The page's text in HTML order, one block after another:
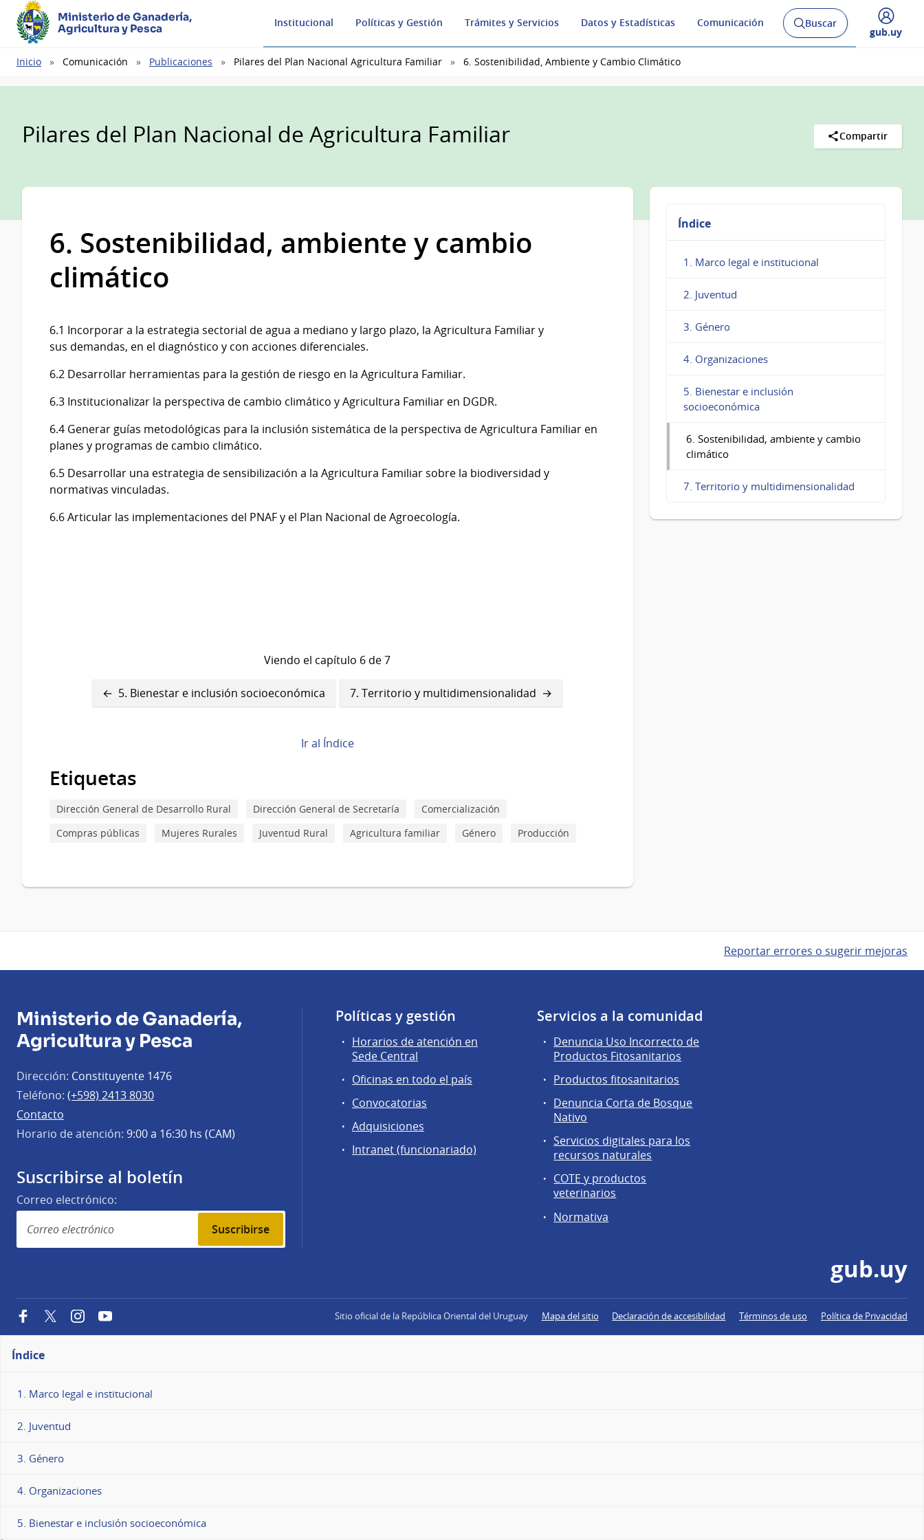
Ministerio de Ganadería,
Agricultura y Pesca
Institucional Políticas y Gestión Trámites y Servicios Datos y Estadísticas Comunicación
Abrir
buscador
Buscar
Desplegar
gub.uy
Ruta
Inicio Comunicación Publicaciones Pilares del Plan Nacional Agricultura Familiar 6. Sostenibilidad, Ambiente y Cambio Climático
Pilares del Plan Nacional de Agricultura Familiar Compartir
6. Sostenibilidad, ambiente y cambio
climático
6.1 Incorporar a la estrategia sectorial de agua a mediano y largo plazo, la Agricultura Familiar y
sus demandas, en el diagnóstico y con acciones diferenciales.
6.2 Desarrollar herramientas para la gestión de riesgo en la Agricultura Familiar.
6.3 Institucionalizar la perspectiva de cambio climático y Agricultura Familiar en DGDR.
6.4 Generar guías metodológicas para la inclusión sistemática de la perspectiva de Agricultura Familiar en
planes y programas de cambio climático.
6.5 Desarrollar una estrategia de sensibilización a la Agricultura Familiar sobre la biodiversidad y
normativas vinculadas.
6.6 Articular las implementaciones del PNAF y el Plan Nacional de Agroecología.
Viendo el capítulo 6 de 7
Enlaces
transversales
Book
para
6.
Sostenibilidad,
y
5. Bienestar e inclusión socioeconómica 7. Territorio y multidimensionalidad
Ir al Índice
Etiquetas
Dirección General de Desarrollo Rural Dirección General de Secretaría
Comercialización
Compras públicas
Mujeres Rurales Juventud Rural Agricultura familiar Género Producción
Índice
1. Marco legal e institucional
2. Juventud
3. Género
4. Organizaciones
5. Bienestar e inclusión
socioeconómica
6. Sostenibilidad, ambiente y cambio
climático
7. Territorio y multidimensionalidad
Reportar errores o sugerir mejoras
Ministerio de Ganadería,
Agricultura y Pesca
Dirección: Constituyente 1476
Teléfono: (+598) 2413 8030
Contacto
Horario de atención: 9:00 a 16:30 hs (CAM)
Suscribirse al boletín
Correo electrónico:
Suscribirse
Políticas y gestión
Horarios de atención en
Sede Central
Oficinas en todo el país
Convocatorias
Adquisiciones
Intranet (funcionariado)
Servicios a la comunidad
Denuncia Uso Incorrecto de
Productos Fitosanitarios
Productos fitosanitarios
Denuncia Corta de Bosque
Nativo
Servicios digitales para los
recursos naturales
COTE y productos
veterinarios
Normativa
gub.uy
FacebookTwitterInstagramYouTube Sitio oficial de la República Oriental del Uruguay Mapa del sitio Declaración de accesibilidad Términos de uso Política de Privacidad
Índice
1. Marco legal e institucional
2. Juventud
3. Género
4. Organizaciones
5. Bienestar e inclusión socioeconómica